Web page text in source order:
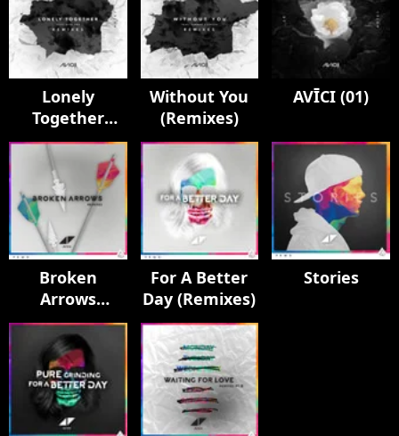
Lonely
Together
(Remixes)
Without You
(Remixes)
AVĪCI (01)
Broken
Arrows
(Remixes)
For A Better
Day (Remixes)
Stories